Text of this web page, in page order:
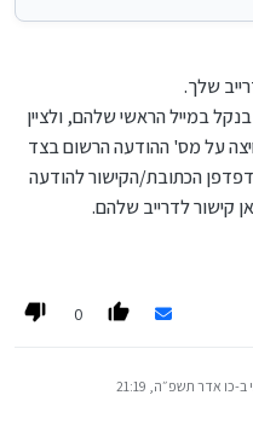
אתה אמור להחמיר ולא
של הרב שפרן.
אז לפחות את החלק הזה
צד מהמר על תוצאה חיובית
אתה קונה אופציות, אלא קונה קרן
מסלול עוקב מדד בחברות הביטוח
שלך.
בנקל במייל הראשי שלהם, ולציין
על מס' ההודעה הרשום בצד
הכתובת/הקישור להודעה
קישור לדרייב שלהם.
0
ב-כו אדר תשפ״ה, 21:19